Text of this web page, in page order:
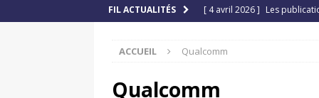
FIL ACTUALITÉS [ 4 avril 2026 ] Les
[ 12 juillet 2025 ]
ACCUEIL Qualcomm
Qualcomm